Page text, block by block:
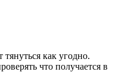
как угодно.
что получается в